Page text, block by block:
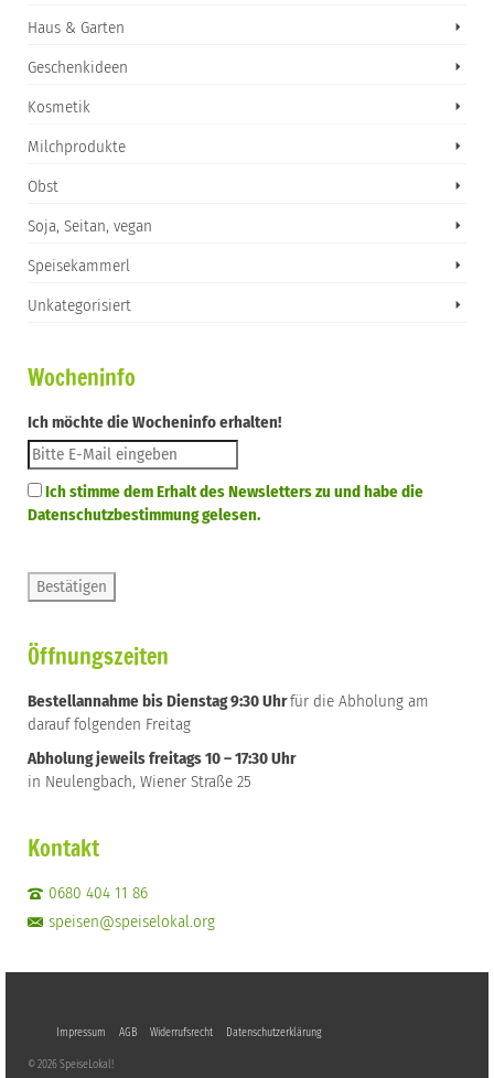
Haus & Garten
Geschenkideen
Kosmetik
Milchprodukte
Obst
Soja, Seitan, vegan
Speisekammerl
Unkategorisiert
Wocheninfo
Ich möchte die Wocheninfo erhalten!
Ich stimme dem Erhalt des Newsletters zu und habe die
Datenschutzbestimmung gelesen.
Öffnungszeiten
Bestellannahme bis Dienstag 9:30 Uhrfür die Abholung am
darauf folgenden Freitag
Abholung jeweils freitags 10 – 17:30 Uhr
in Neulengbach, Wiener Straße 25
Kontakt
0680 404 11 86
speisen@speiselokal.org
Impressum AGB Widerrufsrecht Datenschutzerklärung
© 2026 SpeiseLokal!